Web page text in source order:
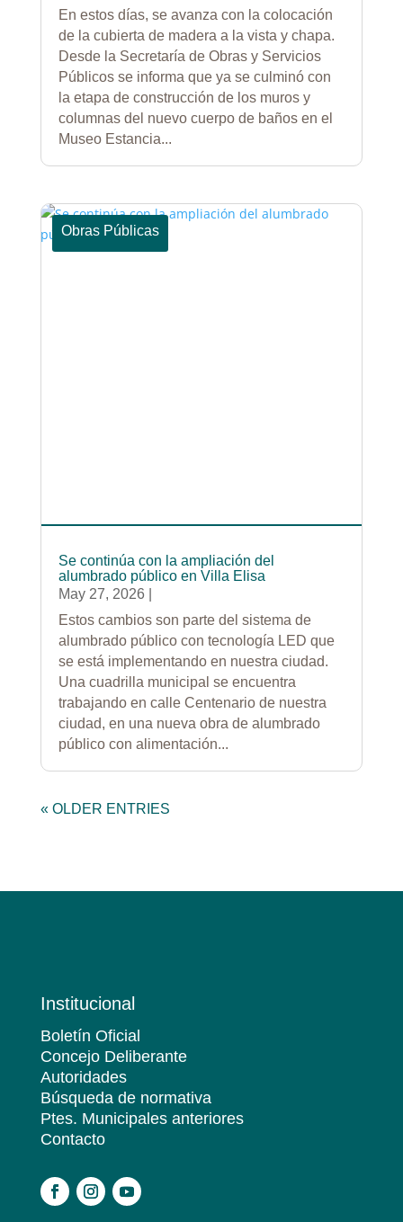
En estos días, se avanza con la colocación
de la cubierta de madera a la vista y chapa.
Desde la Secretaría de Obras y Servicios
Públicos se informa que ya se culminó con
la etapa de construcción de los muros y
columnas del nuevo cuerpo de baños en el
Museo Estancia...
Se continúa con la ampliación del
alumbrado público en Villa Elisa
May 27, 2026
Obras Públicas
Estos cambios son parte del sistema de
alumbrado público con tecnología LED que
se está implementando en nuestra ciudad.
Una cuadrilla municipal se encuentra
trabajando en calle Centenario de nuestra
ciudad, en una nueva obra de alumbrado
público con alimentación...
« OLDER ENTRIES
Institucional
Boletín Oficial
Concejo Deliberante
Autoridades
Búsqueda de normativa
Ptes. Municipales anteriores
Contacto